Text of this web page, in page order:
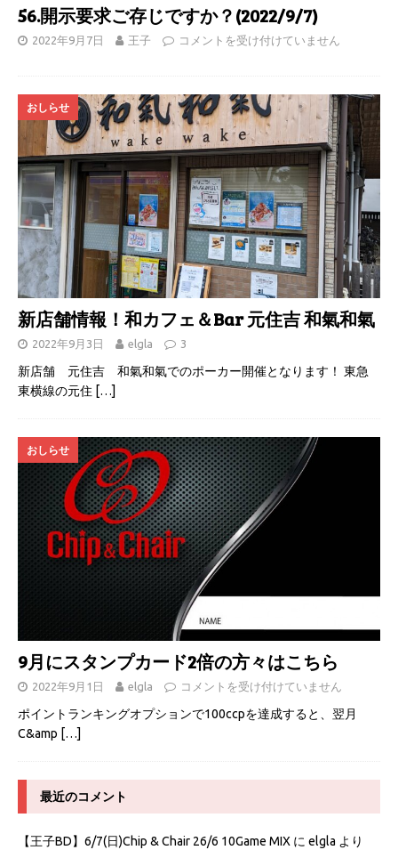
56.開示要求ご存じですか？(2022/9/7)
2022年9月7日 王子 コメントを受け付けていません
おしらせ
新店舗情報！和カフェ＆Bar 元住吉 和氣和氣
2022年9月3日 elgla 3
新店舗 元住吉 和氣和氣でのポーカー開催となります！ 東急
東横線の元住 […]
おしらせ
9月にスタンプカード2倍の方々はこちら
2022年9月1日 elgla コメントを受け付けていません
ポイントランキングオプションで100ccpを達成すると、翌月
C&amp […]
最近のコメント
【王子BD】6/7(日)Chip & Chair 26/6 10Game MIX に elgla より